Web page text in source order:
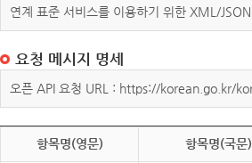
연계 표준 서비스를 이용하기 위한 XML/
요청 메시지 명세
오픈 API 요청 URL : https://korean.go.kr/
항목명(영문) 항목명(국문)